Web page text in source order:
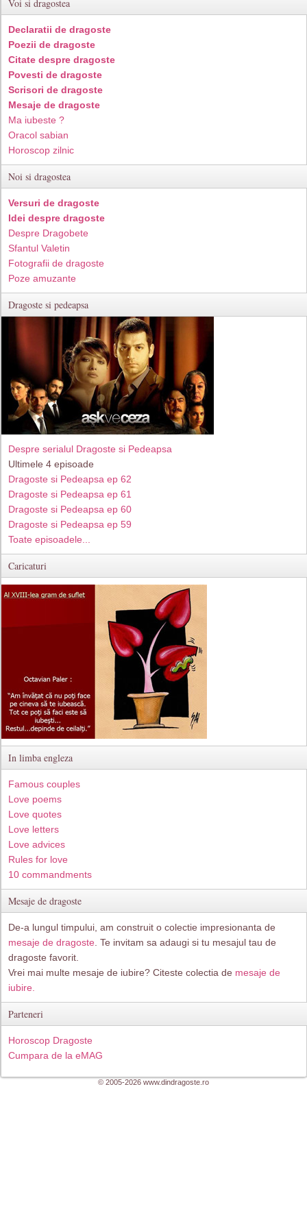
Voi si dragostea
Declaratii de dragoste
Poezii de dragoste
Citate despre dragoste
Povesti de dragoste
Scrisori de dragoste
Mesaje de dragoste
Ma iubeste ?
Oracol sabian
Horoscop zilnic
Noi si dragostea
Versuri de dragoste
Idei despre dragoste
Despre Dragobete
Sfantul Valetin
Fotografii de dragoste
Poze amuzante
Dragoste si pedeapsa
Despre serialul Dragoste si Pedeapsa
Ultimele 4 episoade
Dragoste si Pedeapsa ep 62
Dragoste si Pedeapsa ep 61
Dragoste si Pedeapsa ep 60
Dragoste si Pedeapsa ep 59
Toate episoadele...
Caricaturi
In limba engleza
Famous couples
Love poems
Love quotes
Love letters
Love advices
Rules for love
10 commandments
Mesaje de dragoste
De-a lungul timpului, am construit o colectie impresionanta de
mesaje de dragoste . Te invitam sa adaugi si tu mesajul tau de
dragoste favorit.
Vrei mai multe mesaje de iubire? Citeste colectia de mesaje de
iubire.
Parteneri
Horoscop Dragoste
Cumpara de la eMAG
© 2005-2026 www.dindragoste.ro